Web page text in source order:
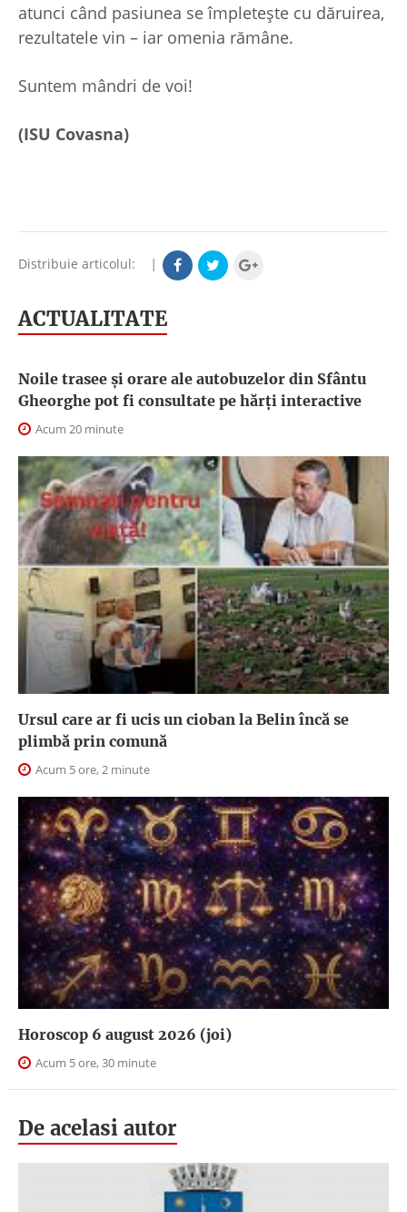
atunci când pasiunea se împletește cu dăruirea,
rezultatele vin – iar omenia rămâne.
Suntem mândri de voi!
(ISU Covasna)
Distribuie articolul: |
ACTUALITATE
Noile trasee și orare ale autobuzelor din Sfântu
Gheorghe pot fi consultate pe hărți interactive
Acum 20 minute
Ursul care ar fi ucis un cioban la Belin încă se
plimbă prin comună
Acum 5 ore, 2 minute
Horoscop 6 august 2026 (joi)
Acum 5 ore, 30 minute
De acelasi autor